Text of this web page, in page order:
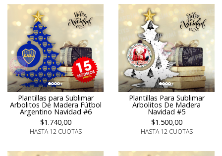
Plantillas para Sublimar
Arbolitos De Madera Fútbol
Argentino Navidad #6
$1.740,00
HASTA 12 CUOTAS
Plantillas Para Sublimar
Arbolitos De Madera
Navidad #5
$1.500,00
HASTA 12 CUOTAS